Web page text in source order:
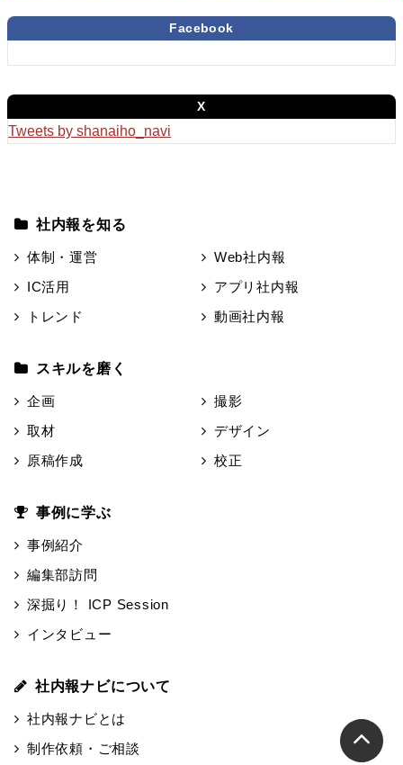
Facebook
X
Tweets by shanaiho_navi
社内報を知る
体制・運営
IC活用
トレンド
Web社内報
アプリ社内報
動画社内報
スキルを磨く
企画
取材
原稿作成
撮影
デザイン
校正
事例に学ぶ
事例紹介
編集部訪問
深掘り！ ICP Session
インタビュー
社内報ナビについて
社内報ナビとは
制作依頼・ご相談